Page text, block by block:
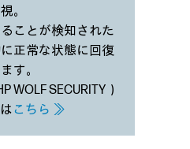
視。
ことが検知された
正常な状態に回復
す。
WOLF SECURITY）
こちら ≫